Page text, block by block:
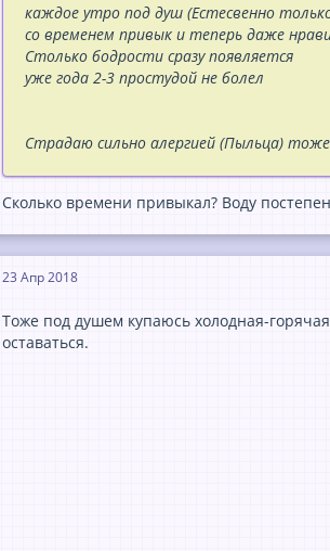
каждое утро под душ (Естесвенно
со временем привык и теперь даже
Столько бодрости сразу появляется
уже года 2-3 простудой не болел
Страдаю сильно алергией (Пыльца)
Сколько времени привыкал? Воду
23 Апр 2018
Тоже под душем купаюсь холодная-
оставаться.